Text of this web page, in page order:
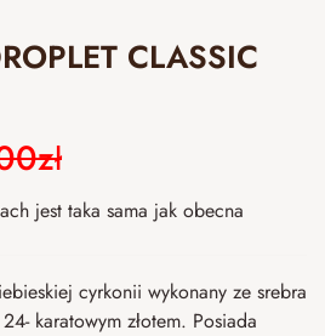
CLASSIC
zł
jest taka sama jak obecna
cyrkonii wykonany ze srebra
karatowym złotem. Posiada